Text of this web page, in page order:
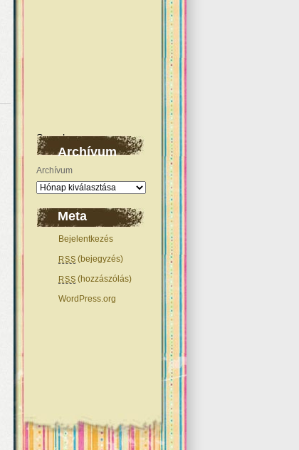
Archívum
Archívum
Meta
Bejelentkezés
RSS (bejegyzés)
RSS (hozzászólás)
WordPress.org